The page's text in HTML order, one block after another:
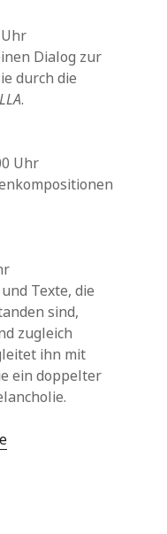
Dialog zur
durch die
.
Uhr
Texte, die
sind,
zugleich
ihn mit
ein doppelter